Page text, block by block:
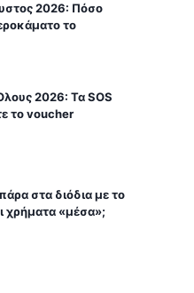
2026: Πόσο
το
2026: Τα SOS
το voucher
στα διόδια με το
χρήματα «μέσα»;